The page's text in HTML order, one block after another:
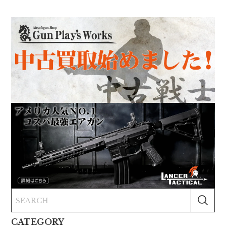
CATEGORY